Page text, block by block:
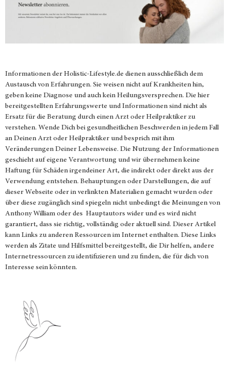
Informationen der Holistic-Lifestyle.de dienen ausschließlich dem
Austausch von Erfahrungen. Sie weisen nicht auf Krankheiten hin,
geben keine Diagnose und auch kein Heilungsversprechen. Die hier
bereitgestellten Erfahrungswerte und Informationen sind nicht als
Ersatz für die Beratung durch einen Arzt oder Heilpraktiker zu
verstehen. Wende Dich bei gesundheitlichen Beschwerden in jedem Fall
an Deinen Arzt oder Heilpraktiker und besprich mit ihm
Veränderungen Deiner Lebensweise. Die Nutzung der Informationen
geschieht auf eigene Verantwortung und wir übernehmen keine
Haftung für Schäden irgendeiner Art, die indirekt oder direkt aus der
Verwendung entstehen. Behauptungen oder Darstellungen, die auf
dieser Webseite oder in verlinkten Materialien gemacht wurden oder
über diese zugänglich sind spiegeln nicht unbedingt die Meinungen von
Anthony William oder des Hauptautors wider und es wird nicht
garantiert, dass sie richtig, vollständig oder aktuell sind. Dieser Artikel
kann Links zu anderen Ressourcen im Internet enthalten. Diese Links
werden als Zitate und Hilfsmittel bereitgestellt, die Dir helfen, andere
Internetressourcen zu identifizieren und zu finden, die für dich von
Interesse sein könnten.